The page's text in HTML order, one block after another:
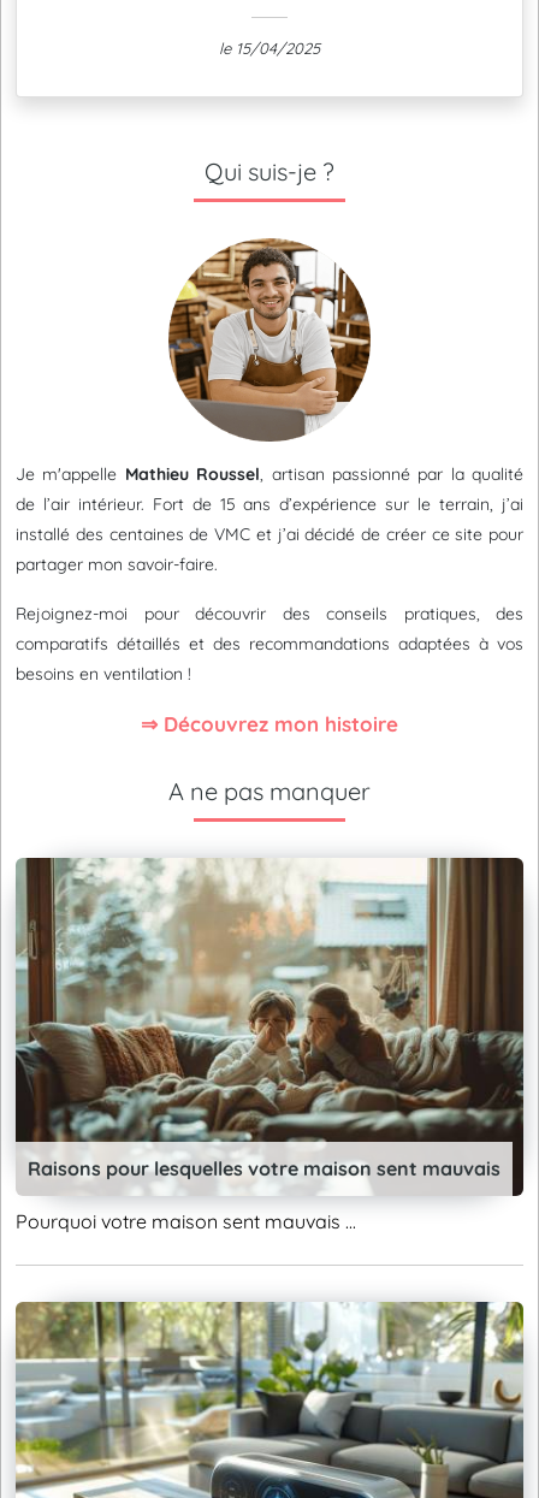
le 15/04/2025
Qui suis-je ?
Je m'appelle Mathieu Roussel, artisan passionné par la qualité
de l’air intérieur. Fort de 15 ans d’expérience sur le terrain, j’ai
installé des centaines de VMC et j’ai décidé de créer ce site pour
partager mon savoir-faire.
Rejoignez-moi pour découvrir des conseils pratiques, des
comparatifs détaillés et des recommandations adaptées à vos
besoins en ventilation !
⇒ Découvrez mon histoire
A ne pas manquer
Raisons pour lesquelles votre maison sent mauvais
Pourquoi votre maison sent mauvais ...